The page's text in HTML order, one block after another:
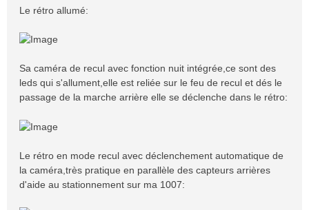
Le rétro allumé:
Sa caméra de recul avec fonction nuit intégrée,ce sont des
leds qui s'allument,elle est reliée sur le feu de recul et dés le
passage de la marche arrière elle se déclenche dans le rétro:
Le rétro en mode recul avec déclenchement automatique de
la caméra,très pratique en parallèle des capteurs arrières
d'aide au stationnement sur ma 1007: